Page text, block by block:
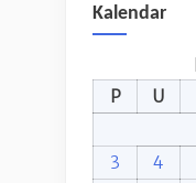
Kalendar
P
U
3
4